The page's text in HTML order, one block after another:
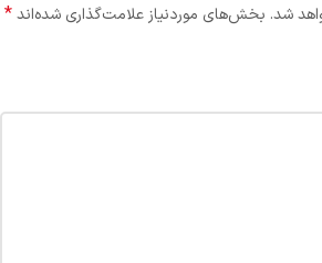
شد. بخش‌های موردنیاز علامت‌گذاری شده‌اند*